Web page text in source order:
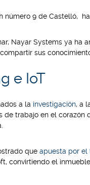
número 9 de Castelló,
Nayar Systems ya ha
sus
e IoT
a la investigación, a
trabajo en el
que apuesta por el
convirtiendo el